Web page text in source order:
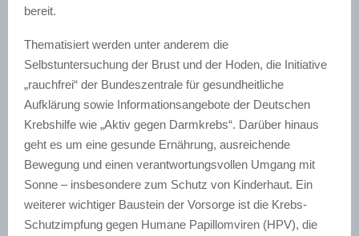
bereit.
Thematisiert werden unter anderem die
Selbstuntersuchung der Brust und der Hoden, die Initiative
„rauchfrei“ der Bundeszentrale für gesundheitliche
Aufklärung sowie Informationsangebote der Deutschen
Krebshilfe wie „Aktiv gegen Darmkrebs“. Darüber hinaus
geht es um eine gesunde Ernährung, ausreichende
Bewegung und einen verantwortungsvollen Umgang mit
Sonne – insbesondere zum Schutz von Kinderhaut. Ein
weiterer wichtiger Baustein der Vorsorge ist die Krebs-
Schutzimpfung gegen Humane Papillomviren (HPV), die